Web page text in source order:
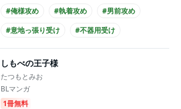
#俺様攻め
#執着攻め
#男前攻め
#意地っ張り受け
#不器用受け
#ほだされ受け
#あまあま
#シュール
#同居
#長身攻め
しもべの王子様
たつもとみお
BLマンガ
1冊無料